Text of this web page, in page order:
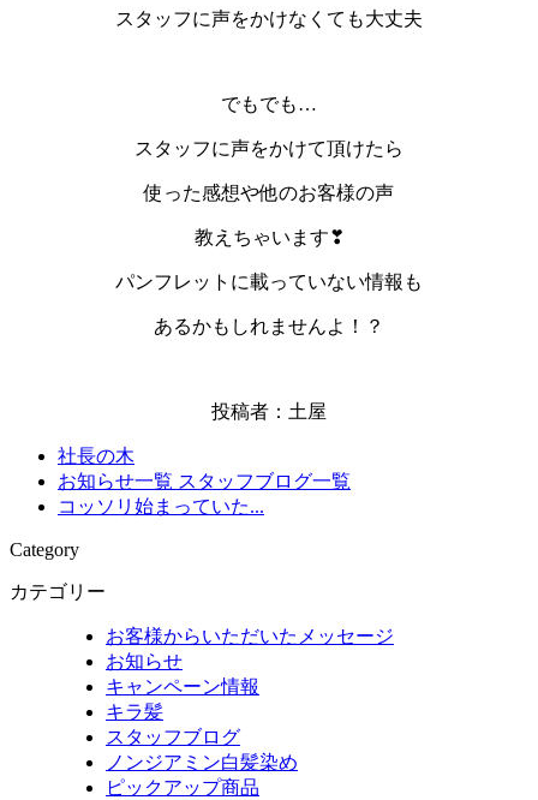
スタッフに声をかけなくても大丈夫
でもでも…
スタッフに声をかけて頂けたら
使った感想や他のお客様の声
教えちゃいます❣
パンフレットに載っていない情報も
あるかもしれませんよ！？
投稿者：土屋
社長の木
お知らせ一覧 スタッフブログ一覧
コッソリ始まっていた...
Category
カテゴリー
お客様からいただいたメッセージ
お知らせ
キャンペーン情報
キラ髪
スタッフブログ
ノンジアミン白髪染め
ピックアップ商品